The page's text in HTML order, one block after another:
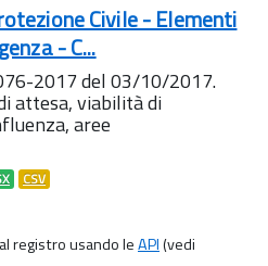
Civile - Elementi
- C...
2017 del 03/10/2017.
attesa, viabilità di
aree
CSV
registro usando leAPI(vedi